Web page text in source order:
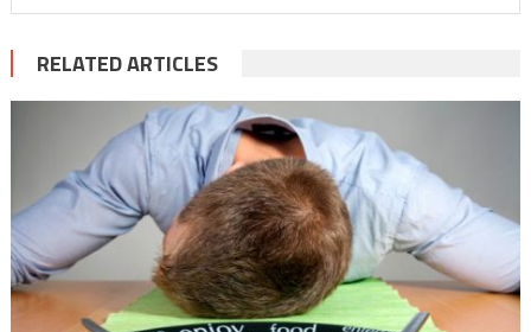
RELATED ARTICLES